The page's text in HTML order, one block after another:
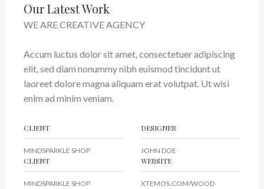
Our Latest Work
WE ARE CREATIVE AGENCY
Accum luctus dolor sit amet, consectetuer adipiscing
elit, sed diam nonummy nibh euismod tincidunt ut
laoreet dolore magna aliquam erat volutpat. Ut wisi
enim ad minim veniam.
CLIENT
MINDSPARKLE SHOP
DESIGNER
JOHN DOE
CLIENT
MINDSPARKLE SHOP
WEBSITE
XTEMOS.COM/WOOD